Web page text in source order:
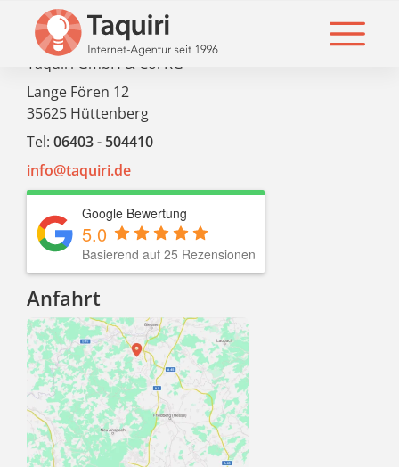
© 2026 Taquiri
Taquiri GmbH & Co. KG
Lange Fören 12
35625 Hüttenberg
Tel: 06403 - 504410
info@taquiri.de
Google Bewertung
5.0
Basierend auf 25 Rezensionen
Anfahrt